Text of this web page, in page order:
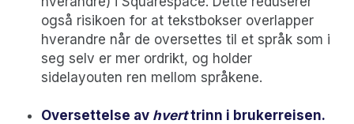
også risikoen for at tekstbokser overlapper
hverandre når de oversettes til et språk som i
seg selv er mer ordrikt, og holder
sidelayouten ren mellom språkene.
Oversettelse av hverttrinn i brukerreisen.